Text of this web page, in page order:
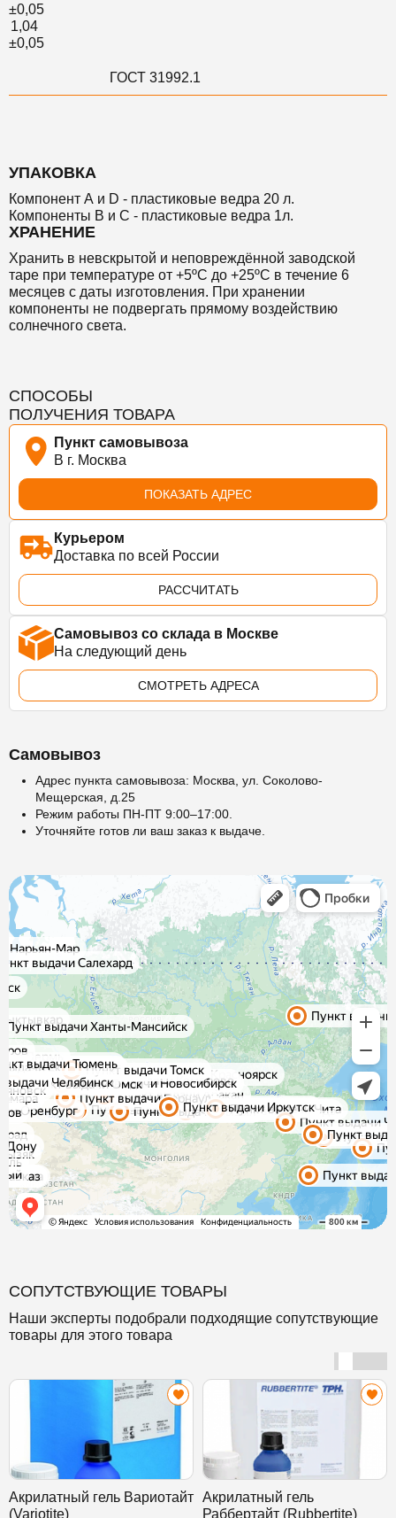
±0,05
1,04
±0,05
ГОСТ 31992.1
УПАКОВКА
Компонент А и D - пластиковые ведра 20 л.
Компоненты B и C - пластиковые ведра 1л.
ХРАНЕНИЕ
Хранить в невскрытой и неповреждённой заводской
таре при температуре от +5ºС до +25ºС в течение 6
месяцев с даты изготовления. При хранении
компоненты не подвергать прямому воздействию
солнечного света.
СПОСОБЫ
ПОЛУЧЕНИЯ ТОВАРА
Пункт самовывоза
В г. Москва
ПОКАЗАТЬ АДРЕС
Курьером
Доставка по всей России
РАССЧИТАТЬ
Самовывоз со склада в Москве
На следующий день
СМОТРЕТЬ АДРЕСА
Самовывоз
Адрес пункта самовывоза: Москва, ул. Соколово-
Мещерская, д.25
Режим работы ПН-ПТ 9:00–17:00.
Уточняйте готов ли ваш заказ к выдаче.
СОПУТСТВУЮЩИЕ ТОВАРЫ
Наши эксперты подобрали подходящие сопутствующие
товары для этого товара
Акрилатный гель Вариотайт
(Variotite)
Акрилатный гель
Раббертайт (Rubbertite)